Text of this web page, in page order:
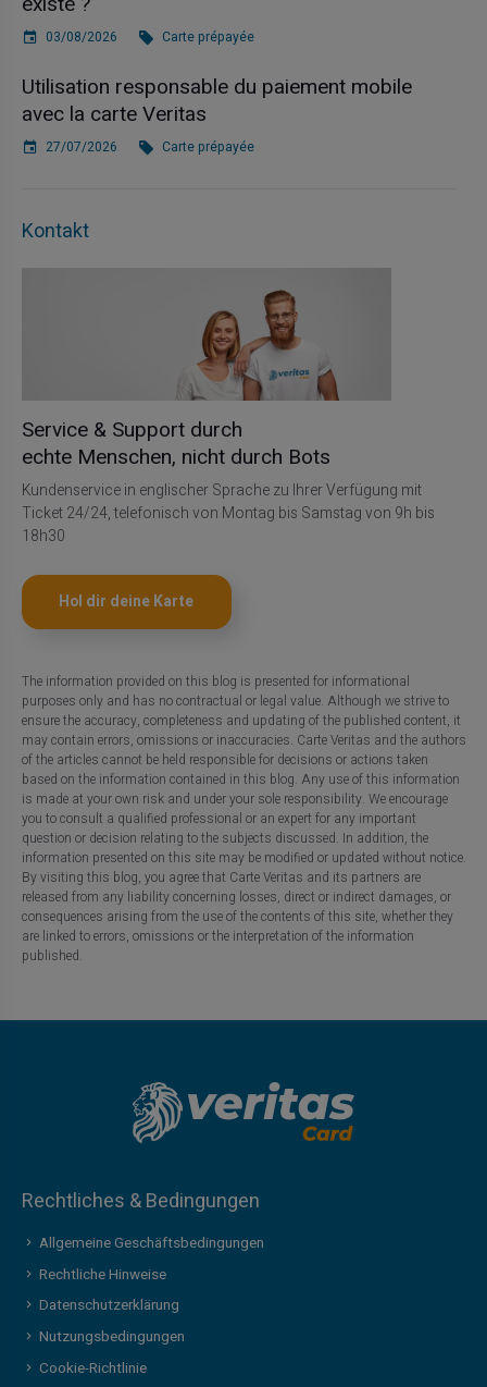
03/08/2026 Carte prépayée
Utilisation responsable du paiement mobile
avec la carte Veritas
27/07/2026 Carte prépayée
Kontakt
Service & Support durch
echte Menschen, nicht durch Bots
Kundenservice in englischer Sprache zu Ihrer Verfügung mit
Ticket 24/24, telefonisch von Montag bis Samstag von 9h bis
18h30
Hol dir deine Karte
The information provided on this blog is presented for informational
purposes only and has no contractual or legal value. Although we strive to
ensure the accuracy, completeness and updating of the published content, it
may contain errors, omissions or inaccuracies. Carte Veritas and the authors
of the articles cannot be held responsible for decisions or actions taken
based on the information contained in this blog. Any use of this information
is made at your own risk and under your sole responsibility. We encourage
you to consult a qualified professional or an expert for any important
question or decision relating to the subjects discussed. In addition, the
information presented on this site may be modified or updated without notice.
By visiting this blog, you agree that Carte Veritas and its partners are
released from any liability concerning losses, direct or indirect damages, or
consequences arising from the use of the contents of this site, whether they
are linked to errors, omissions or the interpretation of the information
published.
Rechtliches & Bedingungen
Allgemeine Geschäftsbedingungen
Rechtliche Hinweise
Datenschutzerklärung
Nutzungsbedingungen
Cookie-Richtlinie